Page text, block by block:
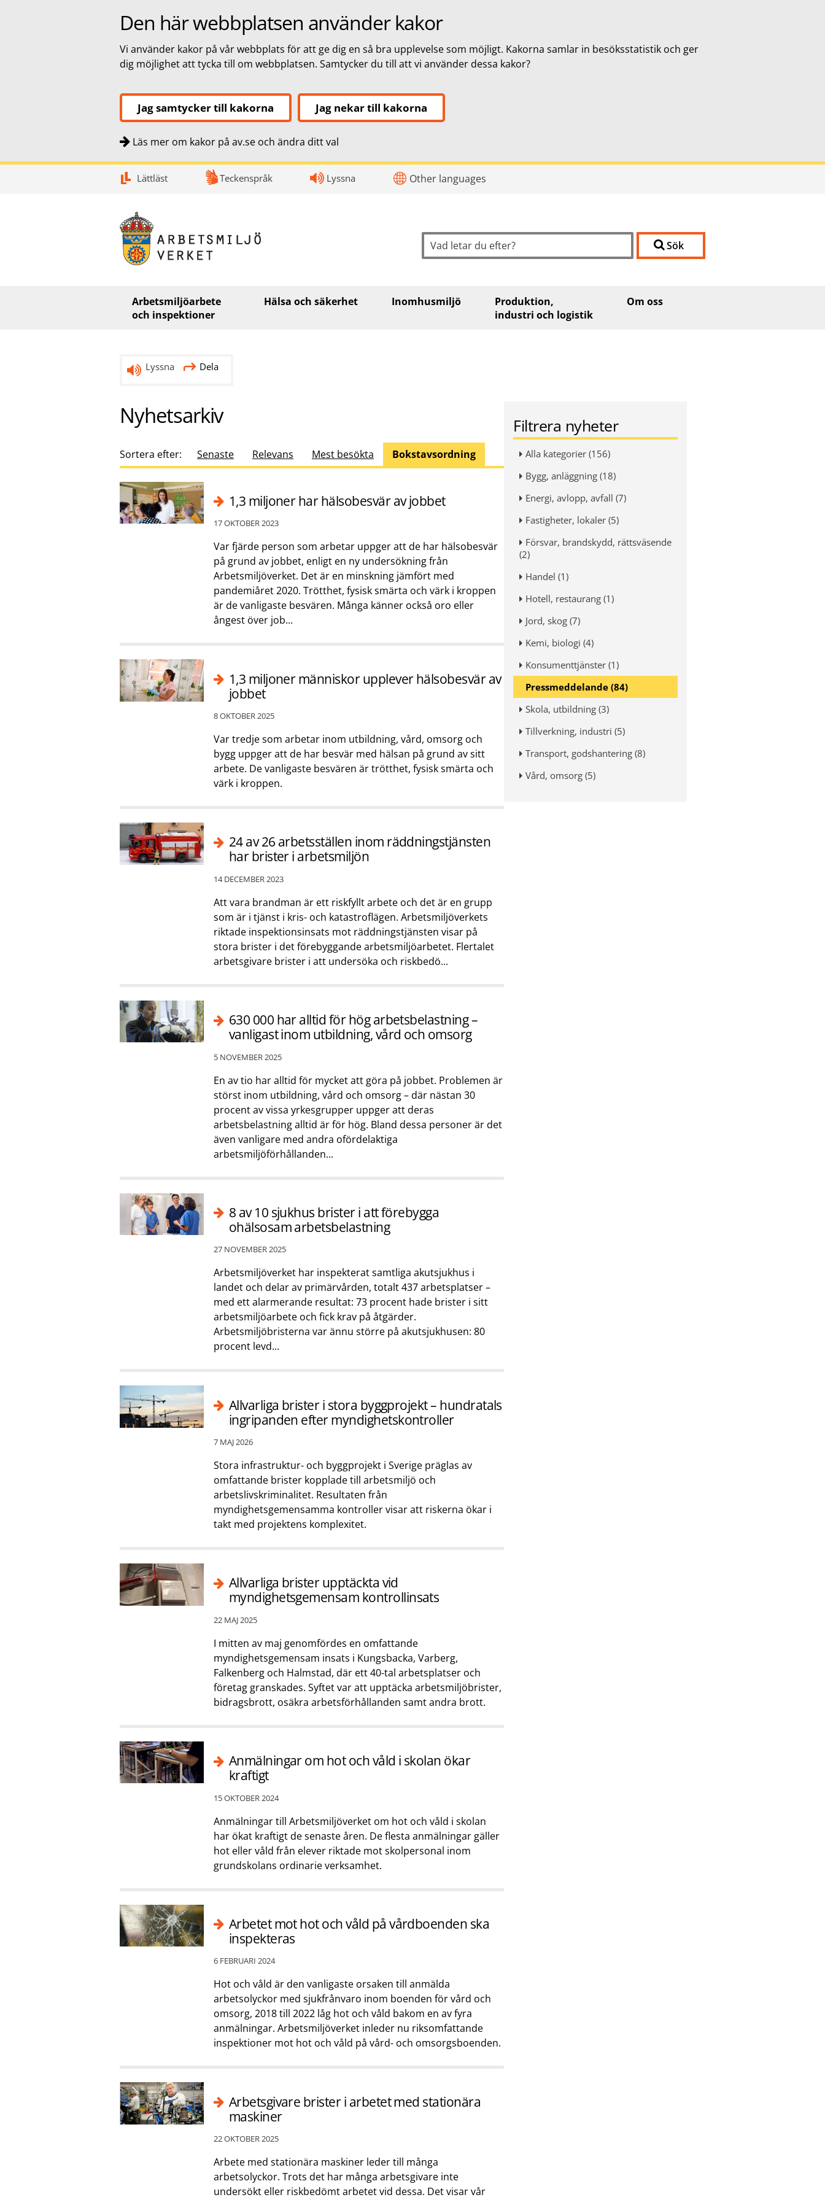
Den här webbplatsen använder kakor
Vi använder kakor på vår webbplats för att ge dig en så bra upplevelse som möjligt. Kakorna samlar in besöksstatistik och ger
dig möjlighet att tycka till om webbplatsen. Samtycker du till att vi använder dessa kakor?
Jag samtycker till kakorna Jag nekar till kakorna
Läs mer om kakor på av.se och ändra ditt val
Lättläst Teckenspråk Lyssna Other languages
Sök Sök
Arbetsmiljöarbete
och inspektioner
Hälsa och säkerhet Inomhusmiljö
Produktion,
industri och logistik
Om oss
Lyssna Dela
Nyhetsarkiv
Sortera efter: Senaste Relevans Mest besökta Bokstavsordning
1,3 miljoner har hälsobesvär av jobbet
17 OKTOBER 2023
Var fjärde person som arbetar uppger att de har hälsobesvär
på grund av jobbet, enligt en ny undersökning från
Arbetsmiljöverket. Det är en minskning jämfört med
pandemiåret 2020. Trötthet, fysisk smärta och värk i kroppen
är de vanligaste besvären. Många känner också oro eller
ångest över job...
1,3 miljoner människor upplever hälsobesvär av
jobbet
8 OKTOBER 2025
Var tredje som arbetar inom utbildning, vård, omsorg och
bygg uppger att de har besvär med hälsan på grund av sitt
arbete. De vanligaste besvären är trötthet, fysisk smärta och
värk i kroppen.
24 av 26 arbetsställen inom räddningstjänsten
har brister i arbetsmiljön
14 DECEMBER 2023
Att vara brandman är ett riskfyllt arbete och det är en grupp
som är i tjänst i kris- och katastroflägen. Arbetsmiljöverkets
riktade inspektionsinsats mot räddningstjänsten visar på
stora brister i det förebyggande arbetsmiljöarbetet. Flertalet
arbetsgivare brister i att undersöka och riskbedö...
630 000 har alltid för hög arbetsbelastning –
vanligast inom utbildning, vård och omsorg
5 NOVEMBER 2025
En av tio har alltid för mycket att göra på jobbet. Problemen är
störst inom utbildning, vård och omsorg – där nästan 30
procent av vissa yrkesgrupper uppger att deras
arbetsbelastning alltid är för hög. Bland dessa personer är det
även vanligare med andra ofördelaktiga
arbetsmiljöförhållanden...
8 av 10 sjukhus brister i att förebygga
ohälsosam arbetsbelastning
27 NOVEMBER 2025
Arbetsmiljöverket har inspekterat samtliga akutsjukhus i
landet och delar av primärvården, totalt 437 arbetsplatser –
med ett alarmerande resultat: 73 procent hade brister i sitt
arbetsmiljöarbete och fick krav på åtgärder.
Arbetsmiljöbristerna var ännu större på akutsjukhusen: 80
procent levd...
Allvarliga brister i stora byggprojekt – hundratals
ingripanden efter myndighetskontroller
7 MAJ 2026
Stora infrastruktur- och byggprojekt i Sverige präglas av
omfattande brister kopplade till arbetsmiljö och
arbetslivskriminalitet. Resultaten från
myndighetsgemensamma kontroller visar att riskerna ökar i
takt med projektens komplexitet.
Allvarliga brister upptäckta vid
myndighetsgemensam kontrollinsats
22 MAJ 2025
I mitten av maj genomfördes en omfattande
myndighetsgemensam insats i Kungsbacka, Varberg,
Falkenberg och Halmstad, där ett 40-tal arbetsplatser och
företag granskades. Syftet var att upptäcka arbetsmiljöbrister,
bidragsbrott, osäkra arbetsförhållanden samt andra brott.
Anmälningar om hot och våld i skolan ökar
kraftigt
15 OKTOBER 2024
Anmälningar till Arbetsmiljöverket om hot och våld i skolan
har ökat kraftigt de senaste åren. De flesta anmälningar gäller
hot eller våld från elever riktade mot skolpersonal inom
grundskolans ordinarie verksamhet.
Arbetet mot hot och våld på vårdboenden ska
inspekteras
6 FEBRUARI 2024
Hot och våld är den vanligaste orsaken till anmälda
arbetsolyckor med sjukfrånvaro inom boenden för vård och
omsorg, 2018 till 2022 låg hot och våld bakom en av fyra
anmälningar. Arbetsmiljöverket inleder nu riksomfattande
inspektioner mot hot och våld på vård- och omsorgsboenden.
Arbetsgivare brister i arbetet med stationära
maskiner
22 OKTOBER 2025
Arbete med stationära maskiner leder till många
arbetsolyckor. Trots det har många arbetsgivare inte
undersökt eller riskbedömt arbetet vid dessa. Det visar vår
Filtrera nyheter
Alla kategorier (156)
Bygg, anläggning (18)
Energi, avlopp, avfall (7)
Fastigheter, lokaler (5)
Försvar, brandskydd, rättsväsende
(2)
Handel (1)
Hotell, restaurang (1)
Jord, skog (7)
Kemi, biologi (4)
Konsumenttjänster (1)
Pressmeddelande (84)
Skola, utbildning (3)
Tillverkning, industri (5)
Transport, godshantering (8)
Vård, omsorg (5)